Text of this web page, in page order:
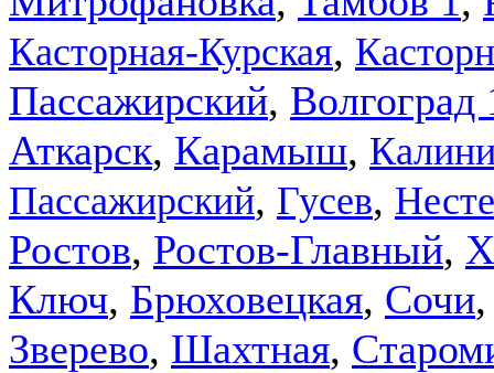
Касторная-Курская,
Пассажирский, Волгоград
Аткарск, Карамыш,
Пассажирский, Гусев,
Ростов, Ростов-Главный,
Ключ, Брюховецкая, Сочи
Зверево, Шахтная,